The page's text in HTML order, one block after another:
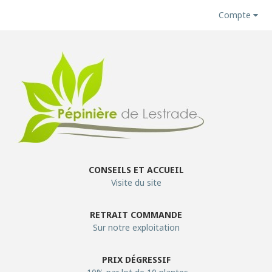
Compte
CONSEILS ET ACCUEIL
Visite du site
RETRAIT COMMANDE
Sur notre exploitation
PRIX DÉGRESSIF